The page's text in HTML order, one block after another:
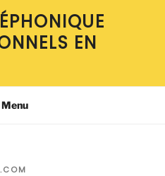
EN
Menu